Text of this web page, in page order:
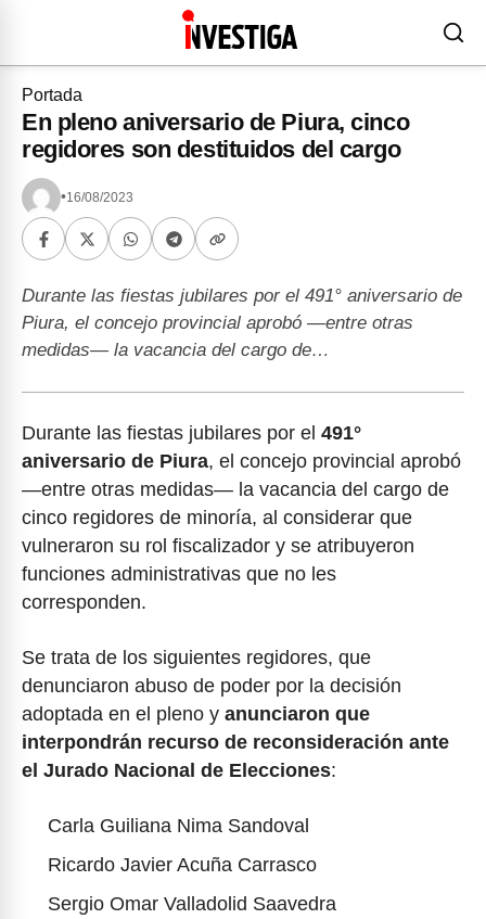
Portada
En pleno aniversario de Piura, cinco
regidores son destituidos del cargo
•16/08/2023
Durante las fiestas jubilares por el 491° aniversario de
Piura, el concejo provincial aprobó ―entre otras
medidas― la vacancia del cargo de…
Durante las fiestas jubilares por el 491°
aniversario de Piura, el concejo provincial aprobó
―entre otras medidas― la vacancia del cargo de
cinco regidores de minoría, al considerar que
vulneraron su rol fiscalizador y se atribuyeron
funciones administrativas que no les
corresponden.
Se trata de los siguientes regidores, que
denunciaron abuso de poder por la decisión
adoptada en el pleno y anunciaron que
interpondrán recurso de reconsideración ante
el Jurado Nacional de Elecciones:
Carla Guiliana Nima Sandoval
Ricardo Javier Acuña Carrasco
Sergio Omar Valladolid Saavedra